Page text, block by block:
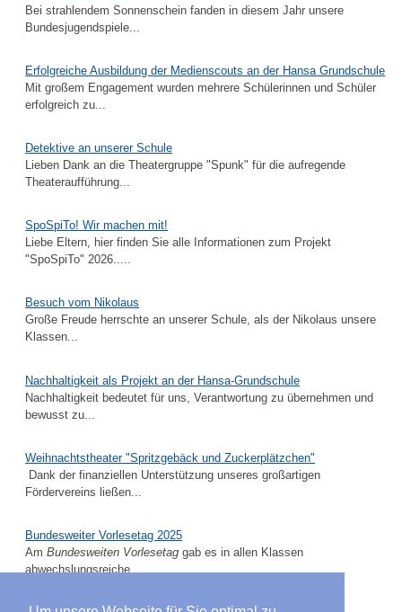
Bei strahlendem Sonnenschein fanden in diesem Jahr unsere
Bundesjugendspiele...
Erfolgreiche Ausbildung der Medienscouts an der Hansa Grundschule
Mit großem Engagement wurden mehrere Schülerinnen und Schüler
erfolgreich zu...
Detektive an unserer Schule
Lieben Dank an die Theatergruppe "Spunk" für die aufregende
Theateraufführung...
SpoSpiTo! Wir machen mit!
Liebe Eltern, hier finden Sie alle Informationen zum Projekt
"SpoSpiTo" 2026.....
Besuch vom Nikolaus
Große Freude herrschte an unserer Schule, als der Nikolaus unsere
Klassen...
Nachhaltigkeit als Projekt an der Hansa-Grundschule
Nachhaltigkeit bedeutet für uns, Verantwortung zu übernehmen und
bewusst zu...
Weihnachtstheater "Spritzgebäck und Zuckerplätzchen"
Dank der finanziellen Unterstützung unseres großartigen
Fördervereins ließen...
Bundesweiter Vorlesetag 2025
AmBundesweiten Vorlesetag gab es in allen Klassen
abwechslungsreiche...